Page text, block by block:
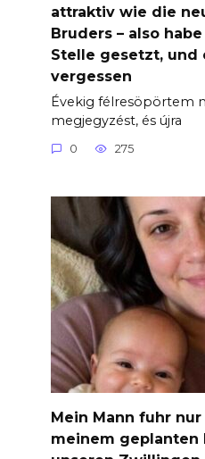
attraktiv wie die
Bruders – also
Stelle gesetzt, und
vergessen
Évekig félresöpörtem
megjegyzést, és újra
0 275
Mein Mann fuhr
meinem geplanten